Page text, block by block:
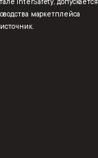
InterSafety, допускается
маркетплейса